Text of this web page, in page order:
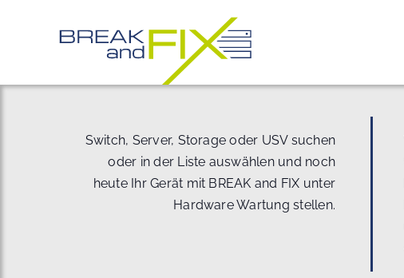
Switch, Server, Storage oder USV suchen
oder in der Liste auswählen und noch
heute Ihr Gerät mit BREAK and FIX unter
Hardware Wartung stellen.